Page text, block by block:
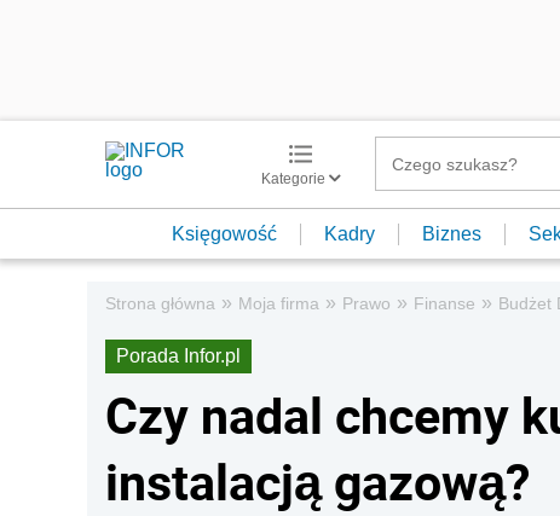
Kategorie
Księgowość Kadry Biznes
Strona główna » Moja firma » Prawo » Finanse » Budżet
Porada Infor.pl
Czy nadal chcemy
instalacją gazową?